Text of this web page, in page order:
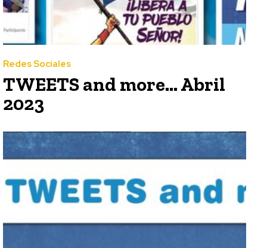
Redes Sociales
TWEETS and more… Abril
2023